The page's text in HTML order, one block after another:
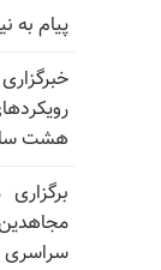
پیام به
هشت
سراسری